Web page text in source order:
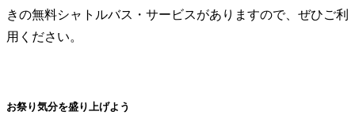
きの無料シャトルバス・サービスがありますので、ぜひご利
用ください。
お祭り気分を盛り上げよう